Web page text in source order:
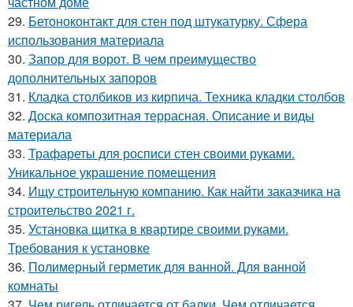
29. Бетоноконтакт для стен под штукатурку. Сфера
использования материала
30. Запор для ворот. В чем преимущество
дополнительных запоров
31. Кладка столбиков из кирпича. Техника кладки столбов
32. Доска композитная террасная. Описание и виды
материала
33. Трафареты для росписи стен своими руками.
Уникальное украшение помещения
34. Ищу строительную компанию. Как найти заказчика на
строительство 2021 г.
35. Установка щитка в квартире своими руками.
Требования к установке
36. Полимерный герметик для ванной. Для ванной
комнаты